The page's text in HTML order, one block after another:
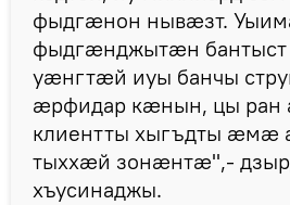
фыдгӕнон нывӕзт.
фыдгӕнджытӕн бантыст
уӕнгтӕй иуы банчы
ӕрфидар кӕнын, цы ран
клиентты хыгъдты
тыххӕй зонӕнтӕ",-
хъусинаджы.